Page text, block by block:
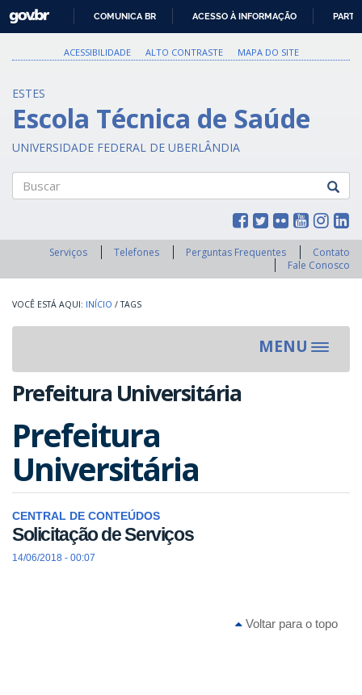
PARA
O
GOVBR
COMUNICA BR ACESSO À INFORMAÇÃO
ACESSIBILIDADE ALTO CONTRASTE MAPA DO SITE
ESTES
Escola Técnica de Saúde
UNIVERSIDADE FEDERAL DE UBERLÂNDIA
Serviços Telefones Perguntas Frequentes
Contato
Fale Conosco
INÍCIO / TAGS
MENU
Toggle
Prefeitura Universitária
Prefeitura
Universitária
CENTRAL DE CONTEÚDOS
Solicitação de Serviços
14/06/2018 - 00:07
Voltar para o topo